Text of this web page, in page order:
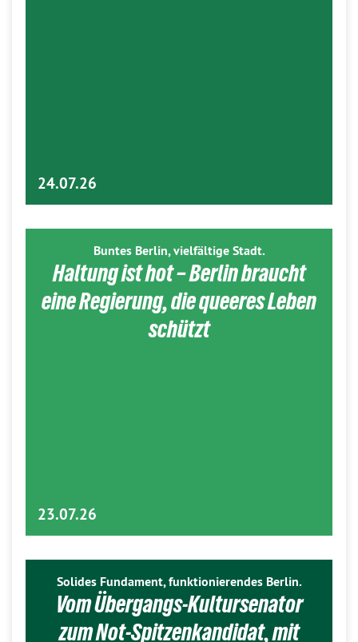
24.07.26
Buntes Berlin, vielfältige Stadt.
Haltung ist hot – Berlin braucht
eine Regierung, die queeres Leben
schützt
23.07.26
Solides Fundament, funktionierendes Berlin.
Vom Übergangs-Kultursenator
zum Not-Spitzenkandidat, mit